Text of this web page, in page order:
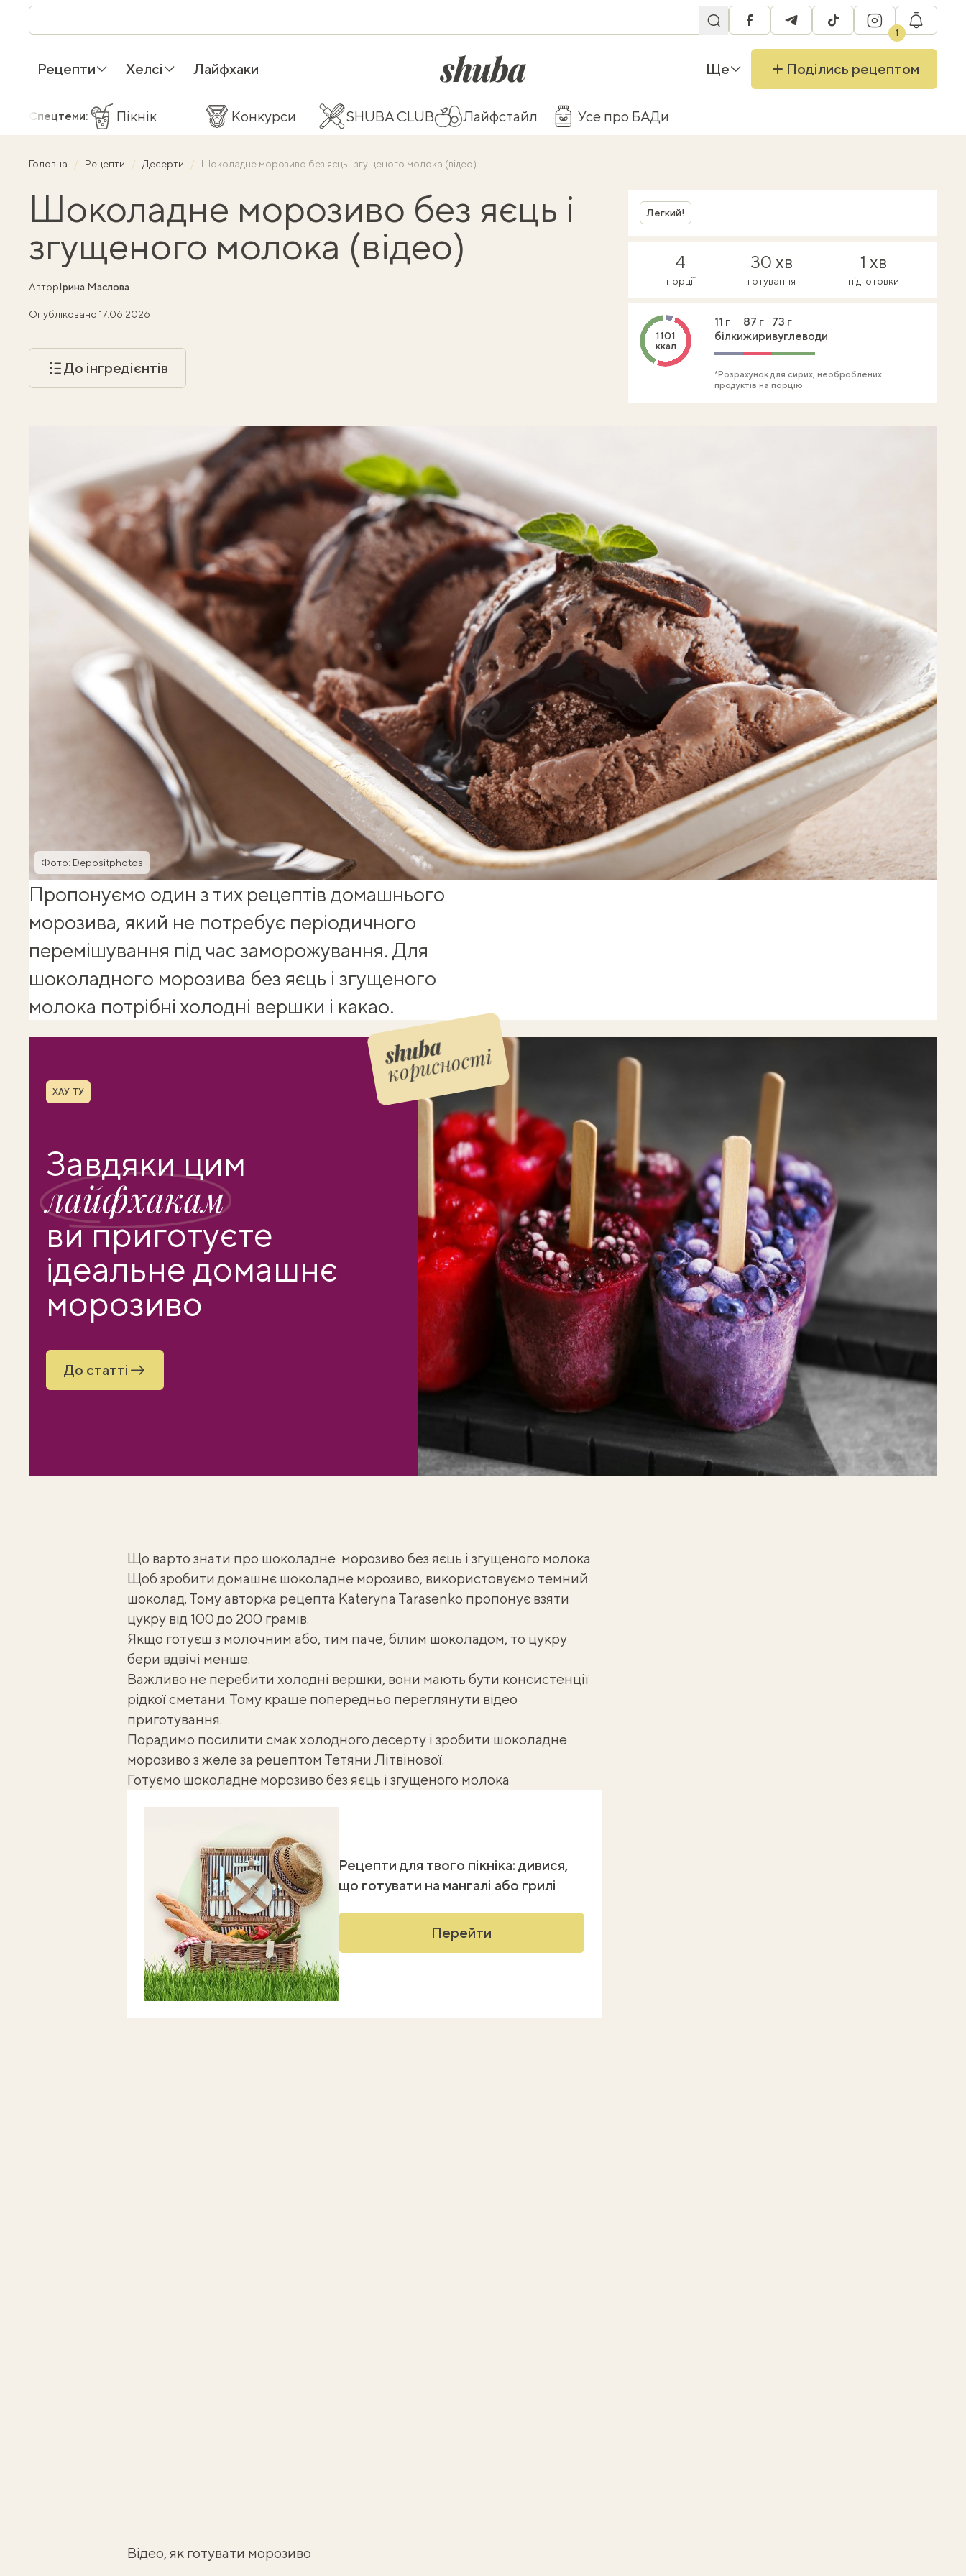
facebooktelegramtiktok instagram
1
Рецепти Хелсі Лайфхаки shuba.life Ще Поділись рецептом
Спецтеми: Пікнік Конкурси SHUBA CLUB Лайфстайл Усе про БАДи
Головна Рецепти Десерти Шоколадне морозиво без яєць і згущеного молока (відео)
Шоколадне морозиво без яєць і
згущеного молока (відео)
АвторІрина Маслова
Опубліковано:17.06.2026
До інгредієнтів
Фото: Depositphotos
Легкий!
4
порції
30 хв
готування
1 хв
підготовки
1101
ккал
11 г
білки
87 г
жири
73 г
вуглеводи
*Розрахунок для сирих, необроблених
продуктів на порцію
Пропонуємо один з тих рецептів домашнього
морозива, який не потребує періодичного
перемішування під час заморожування. Для
шоколадного морозива без яєць і згущеного
молока потрібні холодні вершки і какао.
корисності
Рубрика
ХАУ ТУ
Завдяки цим
лайфхакам
ви приготуєте
ідеальне домашнє
морозиво
До статті
Що варто знати про шоколадне морозиво без яєць і згущеного молока
Щоб зробити домашнє шоколадне морозиво, використовуємо темний
шоколад. Тому авторка рецепта Kateryna Tarasenko пропонує взяти
цукру від 100 до 200 грамів.
Якщо готуєш з молочним або, тим паче, білим шоколадом, то цукру
бери вдвічі менше.
Важливо не перебити холодні вершки, вони мають бути консистенції
рідкої сметани. Тому краще попередньо переглянути відео
приготування.
Порадимо посилити смак холодного десерту і зробити шоколадне
морозиво з железа рецептом Тетяни Літвінової.
Готуємо шоколадне морозиво без яєць і згущеного молока
Рецепти для твого пікніка: дивися,
що готувати на мангалі або грилі
Перейти
Відео, як готувати морозиво